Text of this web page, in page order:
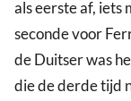
als eerste af, iets
seconde voor
de Duitser was
die de derde tijd